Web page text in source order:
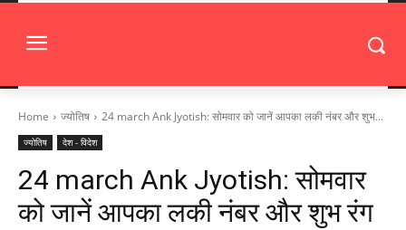
Home ज्योतिष 24 march Ank Jyotish: सोमवार को जानें आपका लकी नंबर और शुभ...
ज्योतिष देश - विदेश
24 march Ank Jyotish: सोमवार
को जानें आपका लकी नंबर और शुभ रंग